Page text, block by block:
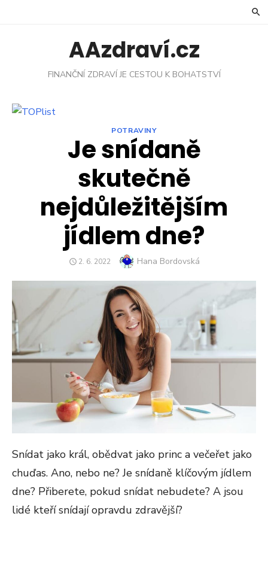
AAzdraví.cz
FINANČNÍ ZDRAVÍ JE CESTOU K BOHATSTVÍ
POTRAVINY
Je snídaně
skutečně
nejdůležitějším
jídlem dne?
POSTED
2. 6. 2022 Author
Hana Bordovská
Snídat jako král, obědvat jako princ a večeřet jako
chuďas. Ano, nebo ne? Je snídaně klíčovým jídlem
dne? Přiberete, pokud snídat nebudete? A jsou
lidé kteří snídají opravdu zdravější?